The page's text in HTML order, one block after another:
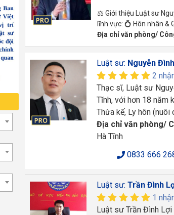
⚖️ Giới thiệu Luật sư
lĩnh vực: 💍 Hôn nhân &
Địa chỉ văn phòng/
Luật sư: Nguyễn
2
Thạc sĩ, Luật sư
Tĩnh, với hơn 18 năm
Thừa kế, Ly hôn (nuôi
Địa chỉ văn phòng/
Hà Tĩnh
0833 666
Luật sư: Trần Đình
1
Luật sư Trần Đình Lợi